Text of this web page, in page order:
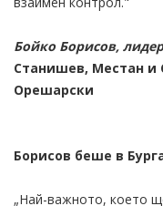
Бойко Борисов,
Станишев, Местан и
Орешарски
Борисов беше в
„Най-важното, което